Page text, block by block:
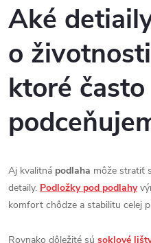
Aké
o
ktoré často
Aj kvalitná podlaha môže stratiť
detaily. Podložky pod podlahy
komfort chôdze a stabilitu celej
Rovnako dôležité sú soklové